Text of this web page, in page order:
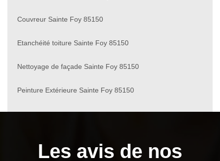
Couvreur Sainte Foy 85150
Etanchéité toiture Sainte Foy 85150
Nettoyage de façade Sainte Foy 85150
Peinture Extérieure Sainte Foy 85150
Les avis de nos